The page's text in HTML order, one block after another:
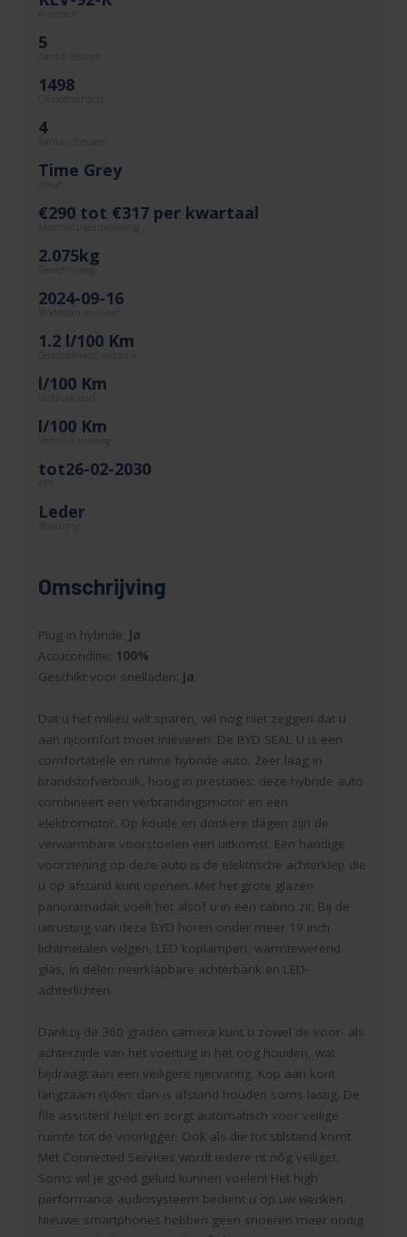
5
1498
4
Time Grey
€290 tot €317 per kwartaal
Motorrijtuigenbelasting
2.075kg
Gewicht (leeg)
2024-09-16
1.2 l/100 Km
l/100 Km
l/100 Km
Verbruik snelweg
tot26-02-2030
Leder
Bekleding
Omschrijving
Plug-in hybride: Ja
Accuconditie: 100%
Geschikt voor snelladen: ja
Dat u het milieu wilt sparen, wil nog niet zeggen dat u
aan rijcomfort moet inleveren. De BYD SEAL U is een
comfortabele en ruime hybride auto. Zeer laag in
brandstofverbruik, hoog in prestaties: deze hybride auto
combineert een verbrandingsmotor en een
elektromotor. Op koude en donkere dagen zijn de
verwarmbare voorstoelen een uitkomst. Een handige
voorziening op deze auto is de elektrische achterklep die
u op afstand kunt openen. Met het grote glazen
panoramadak voelt het alsof u in een cabrio zit. Bij de
uitrusting van deze BYD horen onder meer 19 inch
lichtmetalen velgen, LED koplampen, warmtewerend
glas, in delen neerklapbare achterbank en LED-
achterlichten.
Dankzij de 360 graden camera kunt u zowel de voor- als
achterzijde van het voertuig in het oog houden, wat
bijdraagt aan een veiligere rijervaring. Kop aan kont
langzaam rijden: dan is afstand houden soms lastig. De
file assistent helpt en zorgt automatisch voor veilige
ruimte tot de voorligger. Ook als die tot stilstand komt.
Met Connected Services wordt iedere rit nóg veiliger.
Soms wil je goed geluid kunnen voelen! Het high
performance audiosysteem bedient u op uw wenken.
Nieuwe smartphones hebben geen snoeren meer nodig